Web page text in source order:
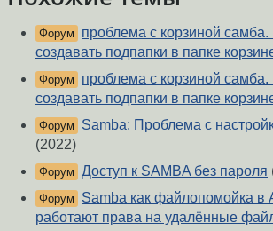
Форум
проблема с корзиной самба.
создавать подпапки в папке
Форум
проблема с корзиной самба.
создавать подпапки в папке
Форум
Samba: Проблема с
(2022)
Форум Доступ к SAMBA без пароля
Форум
Samba как файлопомойка в
работают права на удалённые